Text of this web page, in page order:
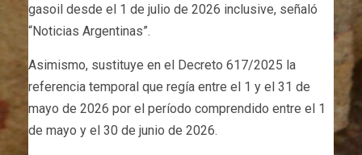
gasoil desde el 1 de julio de 2026 inclusive, señaló
“Noticias Argentinas”.
Asimismo, sustituye en el Decreto 617/2025 la
referencia temporal que regía entre el 1 y el 31 de
mayo de 2026 por el período comprendido entre el 1
de mayo y el 30 de junio de 2026.